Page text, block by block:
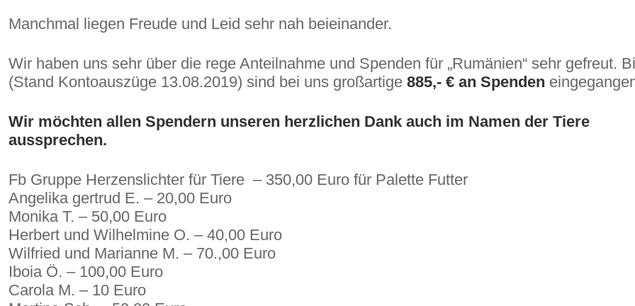
Manchmal liegen Freude und Leid sehr nah beieinander.
Wir haben uns sehr über die rege Anteilnahme und Spenden für „Rumänien“ sehr gefreut.
(Stand Kontoauszüge 13.08.2019) sind bei uns großartige 885,- € an Spenden
Wir möchten allen Spendern unseren herzlichen Dank auch im Namen der Tiere
aussprechen.
Fb Gruppe Herzenslichter für Tiere – 350,00 Euro für Palette Futter
Angelika gertrud E. – 20,00 Euro
Monika T. – 50,00 Euro
Herbert und Wilhelmine O. – 40,00 Euro
Wilfried und Marianne M. – 70.,00 Euro
Iboia Ö. – 100,00 Euro
Carola M. – 10 Euro